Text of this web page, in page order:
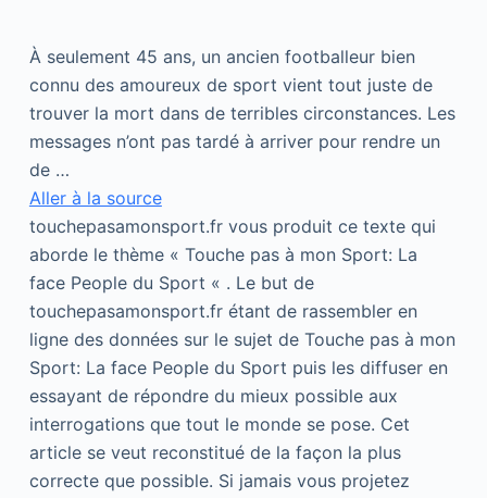
À seulement 45 ans, un ancien footballeur bien
connu des amoureux de sport vient tout juste de
trouver la mort dans de terribles circonstances. Les
messages n’ont pas tardé à arriver pour rendre un
de …
Aller à la source
touchepasamonsport.fr vous produit ce texte qui
aborde le thème « Touche pas à mon Sport: La
face People du Sport « . Le but de
touchepasamonsport.fr étant de rassembler en
ligne des données sur le sujet de Touche pas à mon
Sport: La face People du Sport puis les diffuser en
essayant de répondre du mieux possible aux
interrogations que tout le monde se pose. Cet
article se veut reconstitué de la façon la plus
correcte que possible. Si jamais vous projetez